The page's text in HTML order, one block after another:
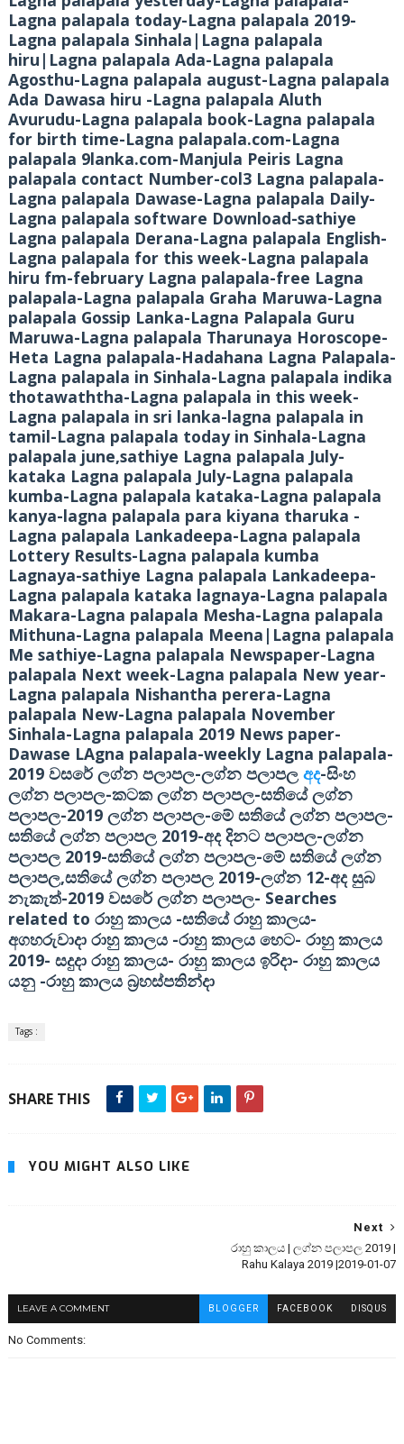
Lagna palapala today-Lagna palapala 2019-
Lagna palapala Sinhala|Lagna palapala
hiru|Lagna palapala Ada-Lagna palapala
Agosthu-Lagna palapala august-Lagna palapala
Ada Dawasa hiru -Lagna palapala Aluth
Avurudu-Lagna palapala book-Lagna palapala
for birth time-Lagna palapala.com-Lagna
palapala 9lanka.com-Manjula Peiris Lagna
palapala contact Number-col3 Lagna palapala-
Lagna palapala Dawase-Lagna palapala Daily-
Lagna palapala software Download-sathiye
Lagna palapala Derana-Lagna palapala English-
Lagna palapala for this week-Lagna palapala
hiru fm-february Lagna palapala-free Lagna
palapala-Lagna palapala Graha Maruwa-Lagna
palapala Gossip Lanka-Lagna Palapala Guru
Maruwa-Lagna palapala Tharunaya Horoscope-
Heta Lagna palapala-Hadahana Lagna Palapala-
Lagna palapala in Sinhala-Lagna palapala indika
thotawaththa-Lagna palapala in this week-
Lagna palapala in sri lanka-lagna palapala in
tamil-Lagna palapala today in Sinhala-Lagna
palapala june,sathiye Lagna palapala July-
kataka Lagna palapala July-Lagna palapala
kumba-Lagna palapala kataka-Lagna palapala
kanya-lagna palapala para kiyana tharuka -
Lagna palapala Lankadeepa-Lagna palapala
Lottery Results-Lagna palapala kumba
Lagnaya-sathiye Lagna palapala Lankadeepa-
Lagna palapala kataka lagnaya-Lagna palapala
Makara-Lagna palapala Mesha-Lagna palapala
Mithuna-Lagna palapala Meena|Lagna palapala
Me sathiye-Lagna palapala Newspaper-Lagna
palapala Next week-Lagna palapala New year-
Lagna palapala Nishantha perera-Lagna
palapala New-Lagna palapala November
Sinhala-Lagna palapala 2019 News paper-
Dawase LAgna palapala-weekly Lagna palapala-
2019වසරේ ලග්න පලාපල-ලග්න පලාපල අද-සිංහ
ලග්න පලාපල-කටක ලග්න පලාපල-සතියේ ලග්න
පලාපල-2019ලග්න පලාපල-මේ සතියේ ලග්න පලාපල-
සතියේ ලග්න පලාපල 2019-අද දිනට පලාපල-ලග්න
පලාපල 2019-සතියේ ලග්න පලාපල-මේ සතියේ ලග්න
පලාපල,සතියේ ලග්න පලාපල 2019-ලග්න 12-අද සුබ
නැකැත්-2019වසරේ ලග්න පලාපල- Searches
related to රාහු කාලය-සතියේ රාහු කාලය-
අගහරුවාදා රාහු කාලය-රාහු කාලය හෙට- රාහු කාලය
2019- සදුදා රාහු කාලය- රාහු කාලය ඉරිදා- රාහු කාලය
යනු-රාහු කාලය බ්‍රහස්පතින්දා
Tags :
SHARE THIS
YOU MIGHT ALSO LIKE
Next
රාහු කාලය | ලග්න පලාපල 2019 |
Rahu Kalaya 2019 |2019-01-07
LEAVE A COMMENT BLOGGER FACEBOOK DISQUS
No Comments: